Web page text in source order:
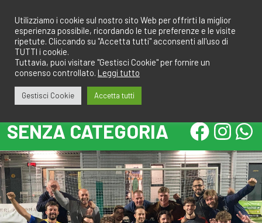
contenuto
SENZA CATEGORIA
Utilizziamo i cookie sul nostro sito Web per offrirti la miglior
esperienza possibile, ricordando le tue preferenze e le visite
ripetute. Cliccando su "Accetta tutti" acconsenti all'uso di
TUTTI i cookie.
Tuttavia, puoi visitare "Gestisci Cookie" per fornire un
consenso controllato. Leggi tutto
Gestisci Cookie Accetta tutti